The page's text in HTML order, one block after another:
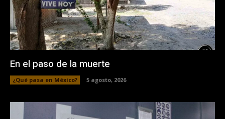
En el paso de la muerte
¿Qué pasa en México? 5 agosto, 2026